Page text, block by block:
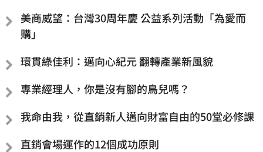
美商威望：台灣30周年慶 公益系列活動「為愛而
購」
環貫綠佳利：邁向心紀元 翻轉產業新風貌
專業經理人，你是沒有腳的鳥兒嗎？
我命由我，從直銷新人邁向財富自由的50堂必修課
直銷會場運作的12個成功原則